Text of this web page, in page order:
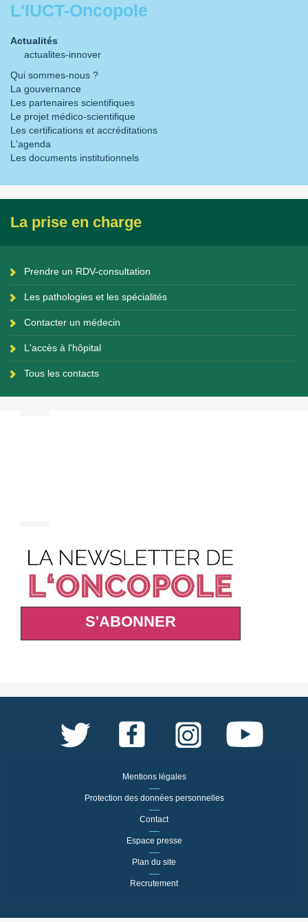
L'IUCT-Oncopole
Actualités
actualites-innover
Qui sommes-nous ?
La gouvernance
Les partenaires scientifiques
Le projet médico-scientifique
Les certifications et accréditations
L'agenda
Les documents institutionnels
La prise en charge
Prendre un RDV-consultation
Les pathologies et les spécialités
Contacter un médecin
L'accès à l'hôpital
Tous les contacts
S'ABONNER
Mentions légales
Protection des données personnelles
Contact
Espace presse
Plan du site
Recrutement